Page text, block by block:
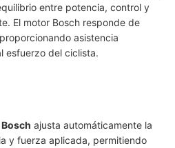
entre potencia, control y
El motor Bosch responde de
asistencia
esfuerzo del ciclista.
ajusta automáticamente la
y fuerza aplicada, permitiendo